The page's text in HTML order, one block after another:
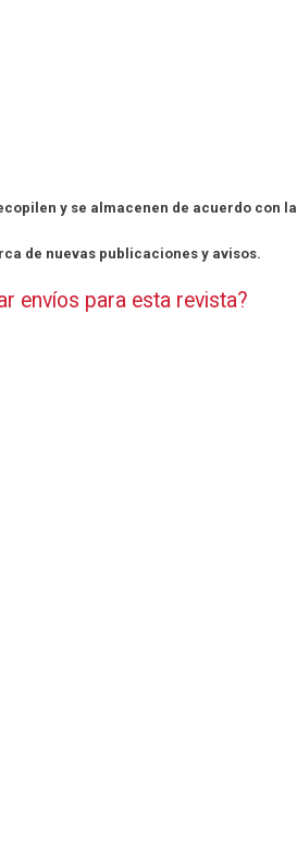
y se almacenen de acuerdo con la
de nuevas publicaciones y avisos.
envíos para esta revista?